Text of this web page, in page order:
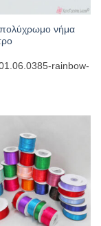
πολύχρωμο νήμα
rainbow-